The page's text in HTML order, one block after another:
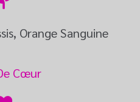
Orange Sanguine
Cœur